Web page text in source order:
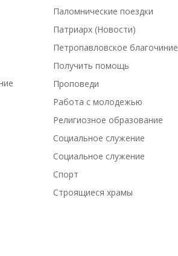
Паломнические поездки
Патриарх (Новости)
Петропавловское благочиние
Получить помощь
Проповеди
Работа с молодежью
Религиозное образование
Социальное служение
Социальное служение
Спорт
Строящиеся храмы